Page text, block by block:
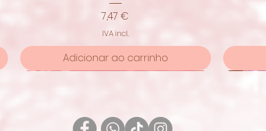
Preço
7,47 €
IVA incl.
Adicionar ao carrinho